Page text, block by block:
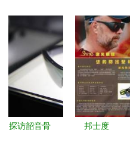
捉细节，彰
显品质
提升颜值变
型男
探访韶音骨
邦士度